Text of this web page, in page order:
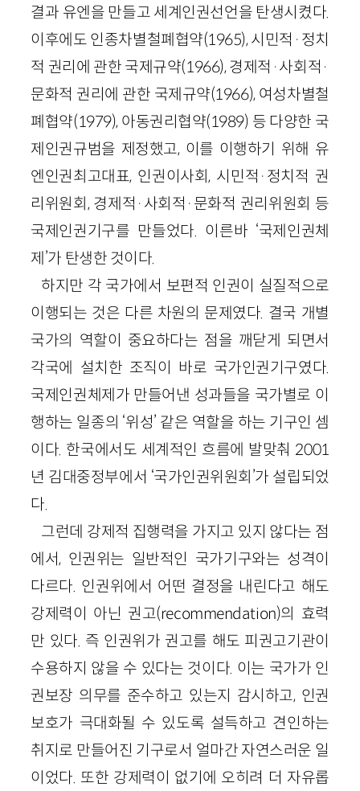
결과 유엔을 만들고 세계인권선언을 탄생시켰다.
이후에도 인종차별철폐협약(1965), 시민적·정치
적 권리에 관한 국제규약(1966), 경제적·사회적·
문화적 권리에 관한 국제규약(1966), 여성차별철
폐협약(1979), 아동권리협약(1989) 등 다양한 국
제인권규범을 제정했고, 이를 이행하기 위해 유
엔인권최고대표, 인권이사회, 시민적·정치적 권
리위원회, 경제적·사회적·문화적 권리위원회 등
국제인권기구를 만들었다. 이른바 ‘국제인권체
제’가 탄생한 것이다.
하지만 각 국가에서 보편적 인권이 실질적으로
이행되는 것은 다른 차원의 문제였다. 결국 개별
국가의 역할이 중요하다는 점을 깨닫게 되면서
각국에 설치한 조직이 바로 국가인권기구였다.
국제인권체제가 만들어낸 성과들을 국가별로 이
행하는 일종의 ‘위성’ 같은 역할을 하는 기구인 셈
이다. 한국에서도 세계적인 흐름에 발맞춰 2001
년 김대중정부에서 ‘국가인권위원회’가 설립되었
다.
그런데 강제적 집행력을 가지고 있지 않다는 점
에서, 인권위는 일반적인 국가기구와는 성격이
다르다. 인권위에서 어떤 결정을 내린다고 해도
강제력이 아닌 권고(recommendation)의 효력
만 있다. 즉 인권위가 권고를 해도 피권고기관이
수용하지 않을 수 있다는 것이다. 이는 국가가 인
권보장 의무를 준수하고 있는지 감시하고, 인권
보호가 극대화될 수 있도록 설득하고 견인하는
취지로 만들어진 기구로서 얼마간 자연스러운 일
이었다. 또한 강제력이 없기에 오히려 더 자유롭